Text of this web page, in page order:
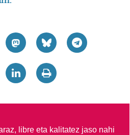
libre eta kalitatez jaso nahi